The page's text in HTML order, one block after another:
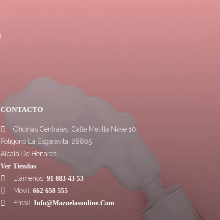
CONTACTO

Oficinas Centrales: Calle Melilla Nave 10.
Polígono La Esgaravita, 28805
Alcalá De Henares
Ver Tiendas
 Llámenos: 91 883 43 53
 Móvil: 662 658 555
 Email: Info@mazuelasonline.com